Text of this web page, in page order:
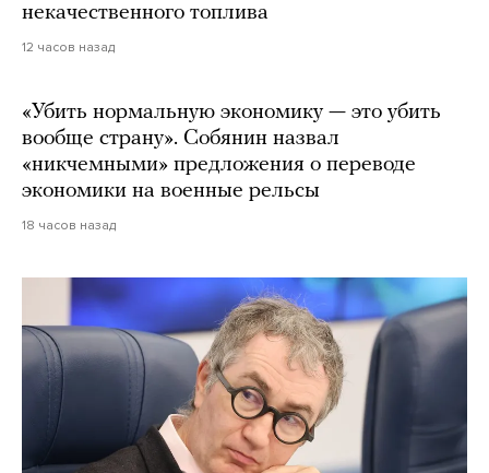
некачественного топлива
12 часов назад
«Убить нормальную экономику — это убить
вообще страну». Собянин назвал
«никчемными» предложения о переводе
экономики на военные рельсы
18 часов назад